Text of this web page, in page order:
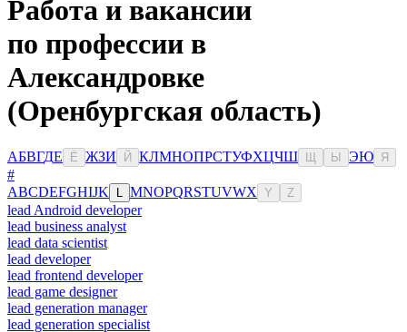
Работа и вакансии
по профессии в
Александровке
(Оренбургская область)
АБВГДЕ Ё ЖЗИ Й КЛМНОПРСТУФХЦЧШ Ы ЭЮ Я
#
ABCDEFGHIJK MNOPQRSTUVWX Y Z
lead Android developer
lead business analyst
lead data scientist
lead developer
lead frontend developer
lead game designer
lead generation manager
lead generation specialist